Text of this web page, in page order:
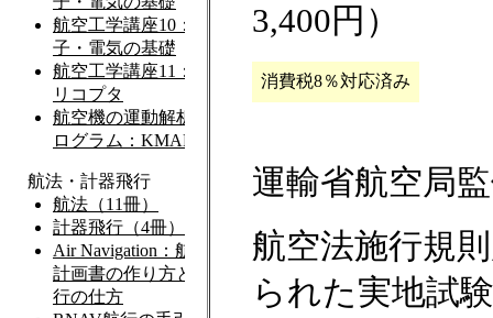
3,400円）
消費税8％対応済み
運輸省航空局
航空法施行規
られた実地試